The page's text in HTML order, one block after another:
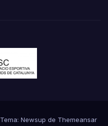
Tema: Newsup de Themeansar